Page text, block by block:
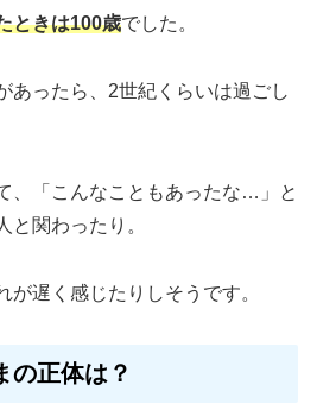
ときは100歳でした。
あったら、2世紀くらいは過ごし
、「こんなこともあったな…」と
と関わったり。
が遅く感じたりしそうです。
の正体は？